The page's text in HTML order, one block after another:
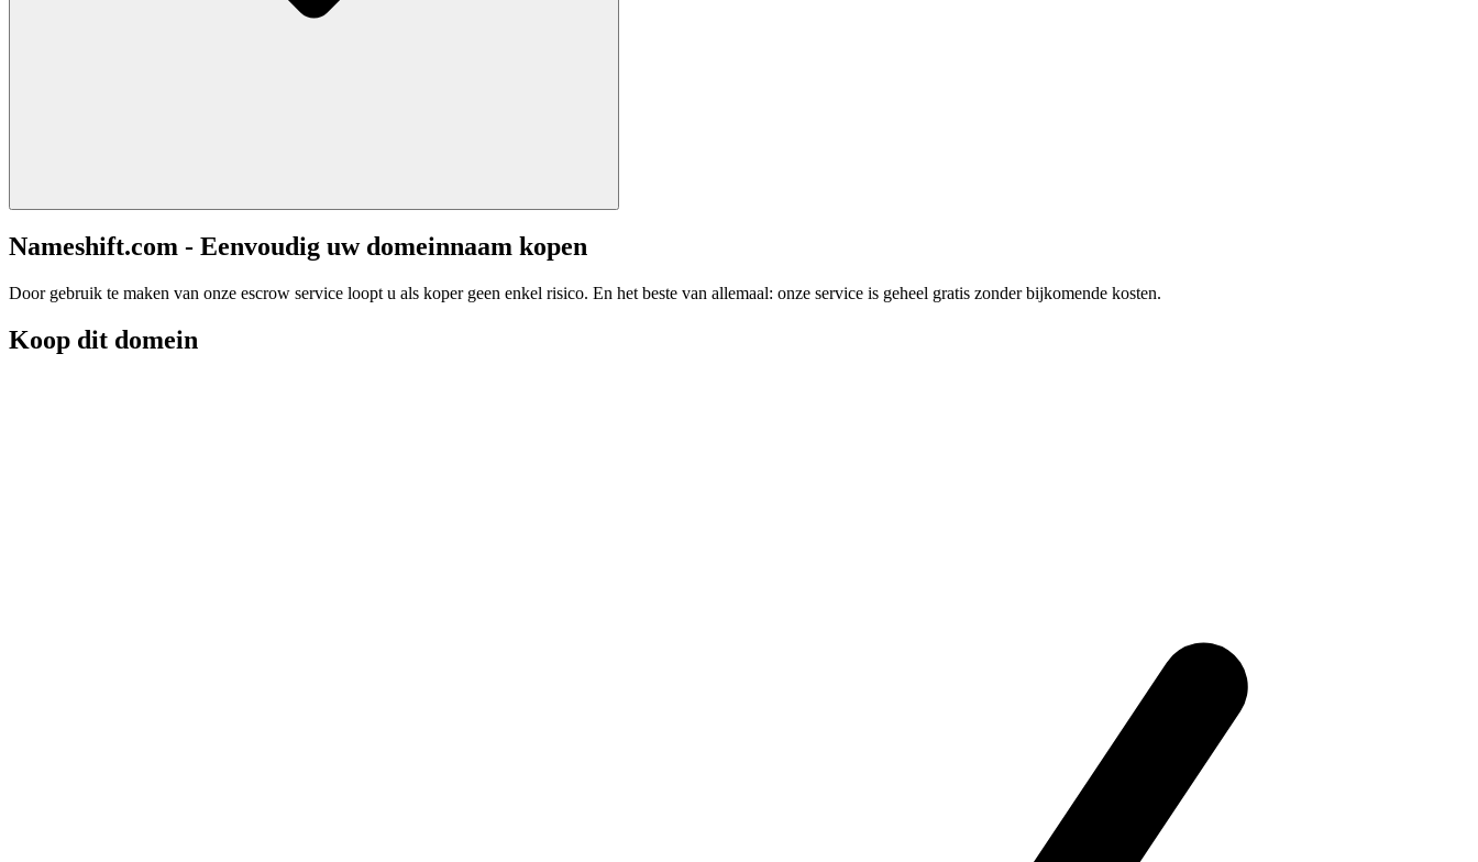
Nameshift.com - Eenvoudig uw domeinnaam kopen
Door gebruik te maken van onze escrow service loopt u als koper geen enkel risico. En het beste van allemaal: onze service is geheel gratis zonder bijkomende kosten.
Koop dit domein